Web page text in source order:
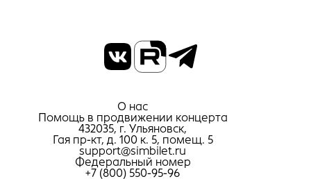
О нас
Помощь в продвижении концерта
432035, г. Ульяновск,
Гая пр-кт, д. 100 к. 5, помещ. 5
support@simbilet.ru
Федеральный номер
+7 (800) 550-95-96